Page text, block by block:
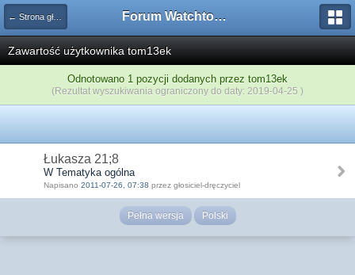
← Strona główna Forum Watchtower
Zawartość użytkownika tom13ek
Odnotowano 1 pozycji dodanych przez tom13ek
(Rezultat wyszukiwania ograniczony do daty: 2019-04-25 )
Łukasza 21;8
W Tematyka ogólna
Napisano 2011-07-26, 07:38 przez głosiciel-dręczyciel
Pełna wersja Polski